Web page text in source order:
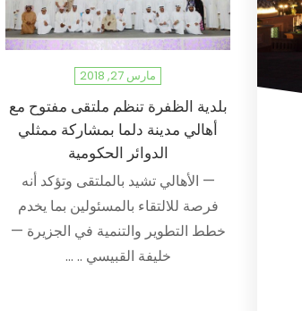
مارس 27, 2018
بلدية الظفرة تنظم ملتقى مفتوح مع
أهالي مدينة دلما بمشاركة ممثلي
الدوائر الحكومية
— الأهالي تشيد بالملتقى وتؤكد أنه
فرصة للالتقاء بالمسئولين بما يخدم
خطط التطوير والتنمية في الجزيرة —
خليفة القبيسي .. …